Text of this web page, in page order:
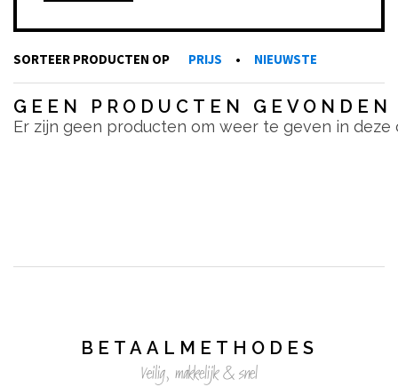
SORTEER PRODUCTEN OP PRIJS • NIEUWSTE
GEEN PRODUCTEN GEVONDEN
Er zijn geen producten om weer te geven in deze
BETAALMETHODES
Veilig, makkelijk & snel